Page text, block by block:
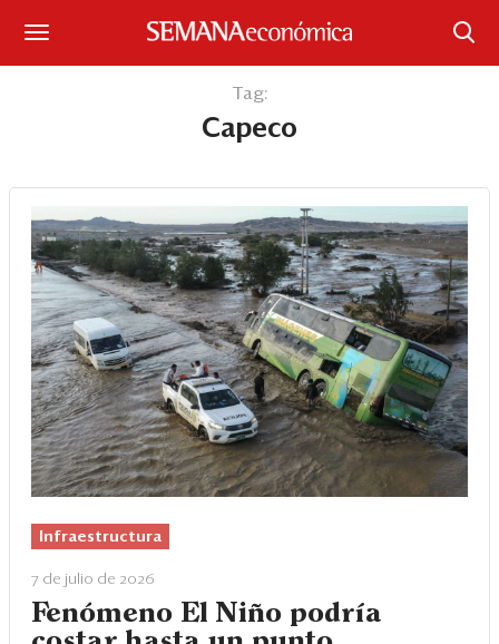
Portada
¿Qué está pasando?
Sectores y Empresas
Management
Economía y Finanzas
Legal y Política
Eventos
Blogs
Ranking CEO
Tag:
Capeco
Infraestructura
7 de julio de 2026
Fenómeno El Niño podría